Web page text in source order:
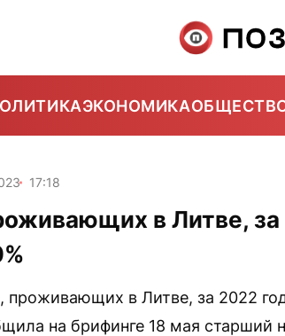
ЭКОНОМИКА
17:18
в Литве, за
проживающих в Литве, за 2022
на брифинге 18 мая старший